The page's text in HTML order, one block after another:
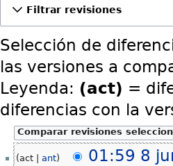
Filtrar revisiones
Selección de
las versiones a
Leyenda: (act) =
diferencias con la
act ant
01:59 8